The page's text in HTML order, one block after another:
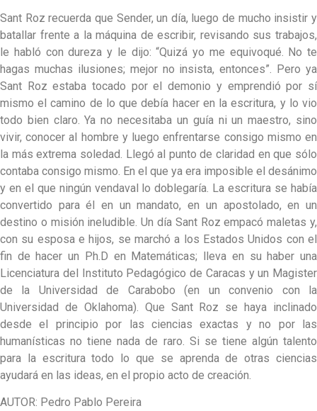
Sant Roz recuerda que Sender, un día, luego de mucho insistir y
batallar frente a la máquina de escribir, revisando sus trabajos,
le habló con dureza y le dijo: “Quizá yo me equivoqué. No te
hagas muchas ilusiones; mejor no insista, entonces”. Pero ya
Sant Roz estaba tocado por el demonio y emprendió por sí
mismo el camino de lo que debía hacer en la escritura, y lo vio
todo bien claro. Ya no necesitaba un guía ni un maestro, sino
vivir, conocer al hombre y luego enfrentarse consigo mismo en
la más extrema soledad. Llegó al punto de claridad en que sólo
contaba consigo mismo. En el que ya era imposible el desánimo
y en el que ningún vendaval lo doblegaría. La escritura se había
convertido para él en un mandato, en un apostolado, en un
destino o misión ineludible. Un día Sant Roz empacó maletas y,
con su esposa e hijos, se marchó a los Estados Unidos con el
fin de hacer un Ph.D en Matemáticas; lleva en su haber una
Licenciatura del Instituto Pedagógico de Caracas y un Magister
de la Universidad de Carabobo (en un convenio con la
Universidad de Oklahoma). Que Sant Roz se haya inclinado
desde el principio por las ciencias exactas y no por las
humanísticas no tiene nada de raro. Si se tiene algún talento
para la escritura todo lo que se aprenda de otras ciencias
ayudará en las ideas, en el propio acto de creación.
AUTOR: Pedro Pablo Pereira